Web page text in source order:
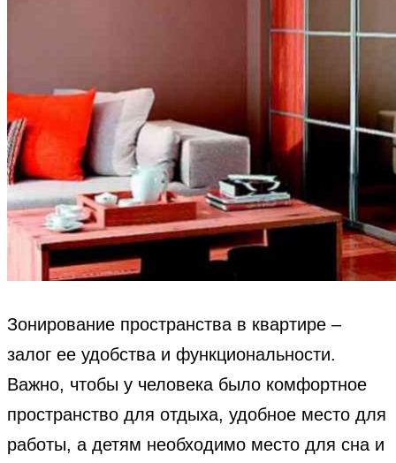
Зонирование пространства в квартире –
залог ее удобства и функциональности.
Важно, чтобы у человека было комфортное
пространство для отдыха, удобное место для
работы, а детям необходимо место для сна и